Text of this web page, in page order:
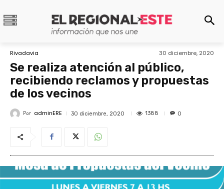
Rivadavia 30 diciembre, 2020
Se realiza atención al público,
recibiendo reclamos y propuestas
de los vecinos
Por adminERE 30 diciembre, 2020 1388 0